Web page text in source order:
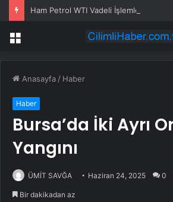
Ham Petrol WTI Vadeli İşlemleri neden
Menü
Anasayfa / Haber
Haber
Bursa’da İki Ayrı
Yangını
ÜMİT SAVĞA Haziran 24, 2025 0
Bir dakikadan az